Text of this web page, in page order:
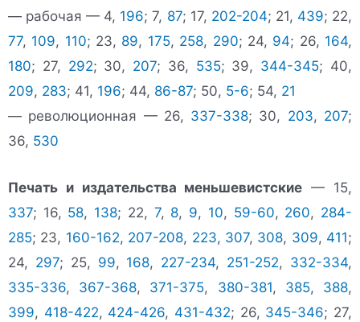
— рабочая — 4, 196; 7, 87; 17, 202-204; 21, 439; 22,
77, 109, 110; 23, 89, 175, 258, 290; 24, 94; 26, 164,
180; 27, 292; 30, 207; 36, 535; 39, 344-345; 40,
209, 283; 41, 196; 44, 86-87; 50, 5-6; 54, 21
— революционная — 26, 337-338; 30, 203, 207;
36, 530
Печать и издательства меньшевистские — 15,
337; 16, 58, 138; 22, 7, 8, 9, 10, 59-60, 260, 284-
285; 23, 160-162, 207-208, 223, 307, 308, 309, 411;
24, 297; 25, 99, 168, 227-234, 251-252, 332-334,
335-336, 367-368, 371-375, 380-381, 385, 388,
399, 418-422, 424-426, 431-432; 26, 345-346; 27,